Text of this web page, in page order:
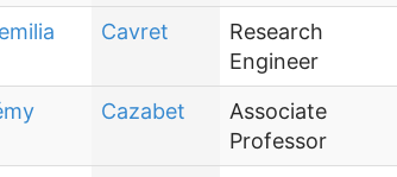
Cavret
Research
Engineer
Cazabet
Associate
Professor